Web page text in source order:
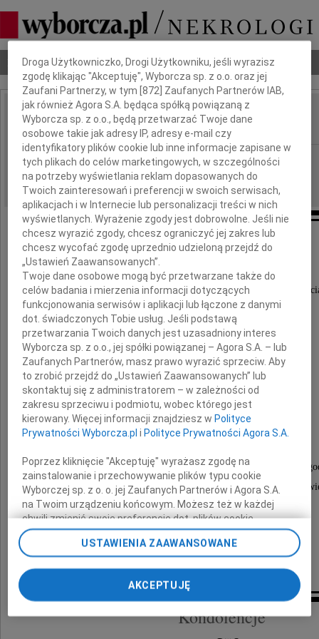
Nekrologi Odeszli Poradnik pogrzebowy
IMIĘ I NAZWISKO: Jolanta Koczur
REGION: Kraków
DATA EMISJI: 30.11.2020
Z głębokim żalem zawiadamiamy, że dnia
26 listopada 2020 roku, przeżywszy 96 lat,
zmarła kochana Mama, Siostra, Babcia i
Jolanta Koczur
z domu Matus
Pożegnamy ją wspólnie w dniu 4 grudnia 2020 roku, o
w Kościele pw. Wszystkich Świętych w
Będziesz zawsze w naszych sercach.
Kondolencje
Dbamy o Twoją prywatność
Droga Użytkowniczko, Drogi Użytkowniku, jeśli wyrazisz
zgodę klikając "Akceptuję", Wyborcza sp. z o.o. oraz jej
Zaufani Partnerzy, w tym [872 ] Zaufanych Partnerów IAB,
jak również Agora S.A. będąca spółką powiązaną z
Wyborcza sp. z o.o., będą przetwarzać Twoje dane
osobowe takie jak adresy IP, adresy e-mail czy
identyfikatory plików cookie lub inne informacje zapisane w
tych plikach do celów marketingowych, w szczególności
na potrzeby wyświetlania reklam dopasowanych do
Twoich zainteresowań i preferencji w swoich serwisach,
aplikacjach i w Internecie lub personalizacji treści w nich
wyświetlanych. Wyrażenie zgody jest dobrowolne. Jeśli nie
chcesz wyrazić zgody, chcesz ograniczyć jej zakres lub
chcesz wycofać zgodę uprzednio udzieloną przejdź do
„Ustawień Zaawansowanych”.
Twoje dane osobowe mogą być przetwarzane także do
celów badania i mierzenia informacji dotyczących
funkcjonowania serwisów i aplikacji lub łączone z danymi
dot. świadczonych Tobie usług. Jeśli podstawą
przetwarzania Twoich danych jest uzasadniony interes
Wyborcza sp. z o.o., jej spółki powiązanej – Agora S.A. – lub
Zaufanych Partnerów, masz prawo wyrazić sprzeciw. Aby
to zrobić przejdź do „Ustawień Zaawansowanych” lub
skontaktuj się z administratorem – w zależności od
zakresu sprzeciwu i podmiotu, wobec którego jest
kierowany. Więcej informacji znajdziesz w Polityce
Prywatności Wyborcza.pl i Polityce Prywatności Agora S.A.
Poprzez kliknięcie "Akceptuję" wyrażasz zgodę na
zainstalowanie i przechowywanie plików typu cookie
Wyborczej sp. z o. o. jej Zaufanych Partnerów i Agora S.A.
na Twoim urządzeniu końcowym. Możesz też w każdej
chwili zmienić swoje preferencje dot. plików cookie,
ponownie wywołując narzędzie do zarządzania Twoimi
preferencjami dot. przetwarzania danych poprzez
odnośnik „Ustawienia prywatności” w stopce serwisu i
przechodząc do sekcji „Ustawienia zaawansowane”.
Zmiana ustawień plików cookie możliwa jest także za
pomocą ustawień przeglądarki.
USTAWIENIA ZAAWANSOWANE
AKCEPTUJĘ